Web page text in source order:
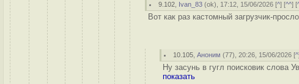
9.102 Ivan_83 (ok), 17:12, 15/06/2026 [^] [^^] [
Вот как раз кастомный загрузчик-
10.105 ,Аноним (77), 20:26, 15/06/2026 [^
Ну засунь в гугл поисковик слова
показать